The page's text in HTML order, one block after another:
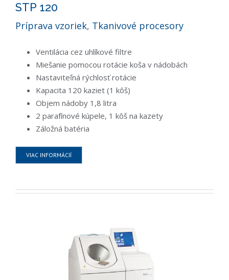
STP 120
Príprava vzoriek, Tkanivové procesory
Ventilácia cez uhlíkové filtre
Miešanie pomocou rotácie koša v nádobách
Nastaviteľná rýchlosť rotácie
Kapacita 120 kaziet (1 kôš)
Objem nádoby 1,8 litra
2 parafínové kúpele, 1 kôš na kazety
Záložná batéria
VIAC INFORMÁCIÍ